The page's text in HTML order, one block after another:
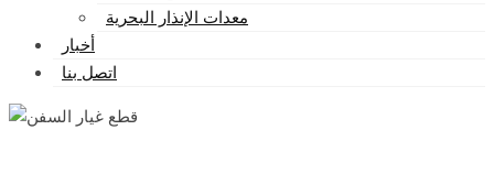
معدات الإنذار البحرية
أخبار
اتصل بنا